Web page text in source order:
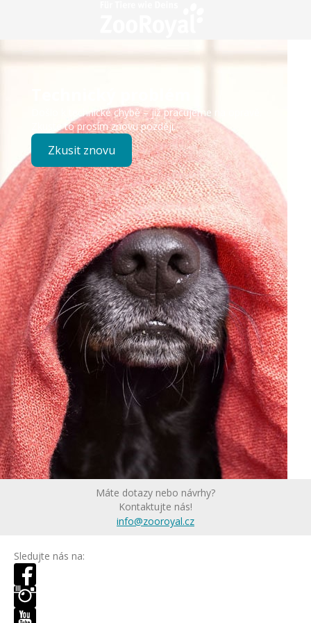
Došlo k technické chybě – již pracujeme na opravě.
Zkuste to prosím znovu později.
Zkusit znovu
Máte dotazy nebo návrhy?
Kontaktujte nás!
info@zooroyal.cz
Sledujte nás na: